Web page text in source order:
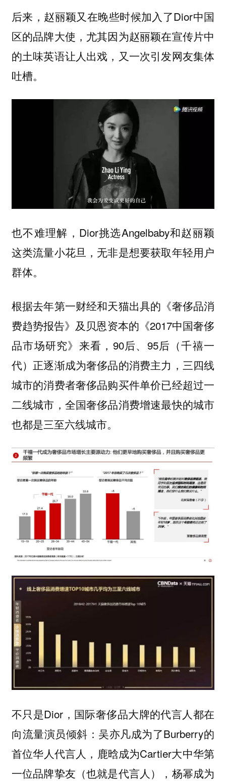
后来，赵丽颖又在晚些时候加入了Dior中国
区的品牌大使，尤其因为赵丽颖在宣传片中
的土味英语让人出戏，又一次引发网友集体
吐槽。
也不难理解，Dior挑选Angelbaby和赵丽颖
这类流量小花旦，无非是想要获取年轻用户
群体。
根据去年第一财经和天猫出具的《奢侈品消
费趋势报告》及贝恩资本的《2017中国奢侈
品市场研究》来看，90后、95后（千禧一
代）正逐渐成为奢侈品的消费主力，三四线
城市的消费者奢侈品购买件单价已经超过一
二线城市，全国奢侈品消费增速最快的城市
也都是三至六线城市。
不只是Dior，国际奢侈品大牌的代言人都在
向流量演员倾斜：吴亦凡成为了Burberry的
首位华人代言人，鹿晗成为Cartier大中华第
一位品牌挚友（也就是代言人），杨幂成为